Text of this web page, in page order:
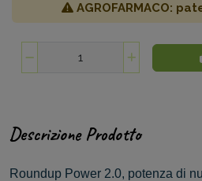
AGROFARMACO:
Descrizione Prodotto
Roundup Power 2.0, potenza di